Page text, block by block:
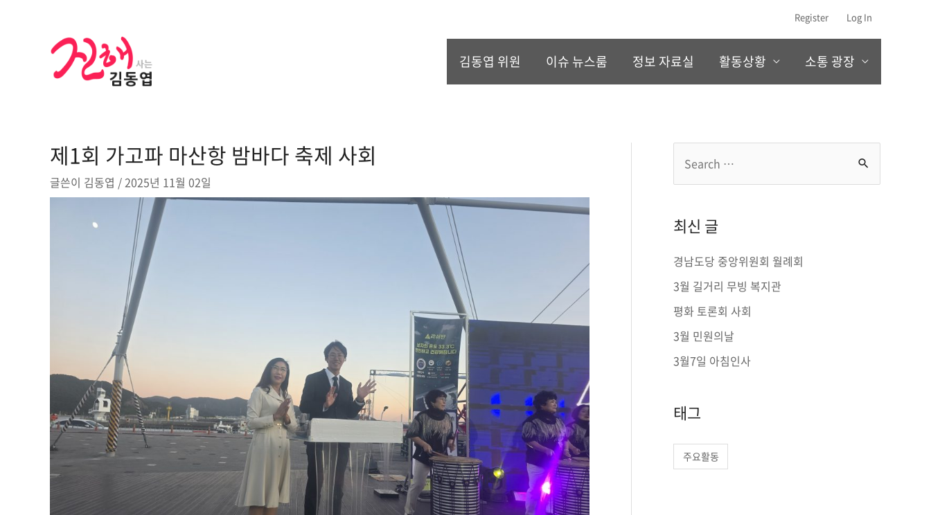
Register Log In
김동엽 위원 이슈 뉴스룸 정보 자료실 활동상황 소통 광장
제1회 가고파 마산항 밤바다 축제 사회
글쓴이 김동엽 /2025년 11월 02일
r
h
f
o
r
최신 글
경남도당 중앙위원회 월례회
3월 길거리 무빙 복지관
평화 토론회 사회
3월 민원의날
3월7일 아침인사
태그
주요활동